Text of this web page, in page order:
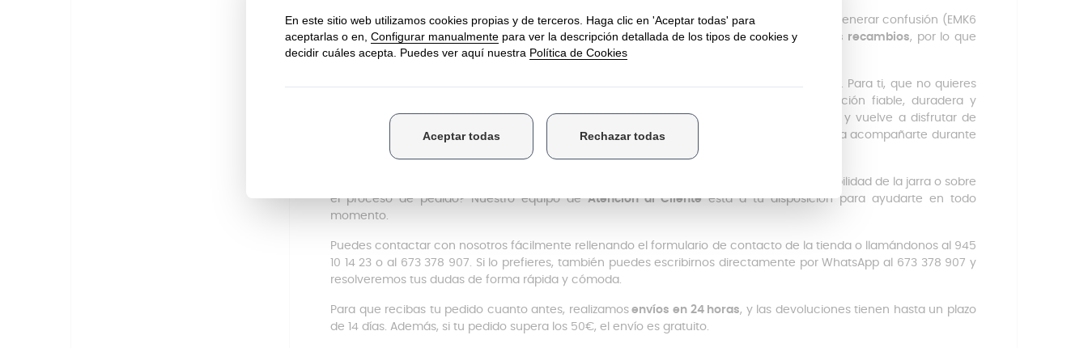
Ten en cuenta que De’Longhi ha comercializado dos modelos muy similares que suelen generar confusión (EMK6
– Alicia, EMKM6 – Alicia Plus). Aunque externamente se parezcan,no utilizan los mismos recambios, por lo que
verificar el modelo te evitará errores y molestias innecesarias.
Este recambio está pensado para ti, que valoras la calidad, la comodidad y el buen café. Para ti, que no quieres
renunciar a tu cafetera favorita por una simple rotura. Para ti, que buscas una solución fiable, duradera y
totalmente compatible. Devuélvele a tu cafetera Alicia Plus el rendimiento que merece y vuelve a disfrutar de
cada taza con la confianza de estar usando un recambio original De’Longhi, diseñado para acompañarte durante
muchos cafés más.
¿Necesitas más información antes de realizar tu compra? ¿Tienes dudas sobre la compatibilidad de la jarra o sobre
el proceso de pedido? Nuestro equipo deAtención al Clienteestá a tu disposición para ayudarte en todo
momento.
Puedes contactar con nosotros fácilmente rellenando el formulario de contacto de la tienda o llamándonos al 945
10 14 23 o al 673 378 907. Si lo prefieres, también puedes escribirnos directamente por WhatsApp al 673 378 907 y
resolveremos tus dudas de forma rápida y cómoda.
Para que recibas tu pedido cuanto antes, realizamosenvíos en 24 horas, y las devoluciones tienen hasta un plazo
de 14 días. Además, si tu pedido supera los 50€, el envío es gratuito.